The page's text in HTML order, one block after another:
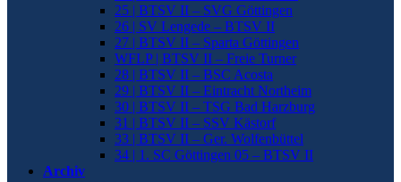
25 | BTSV II – SVG Göttingen
26 | SV Lengede – BTSV II
27 | BTSV II – Sparta Göttingen
WFLP | BTSV II – Freie Turner
28 | BTSV II – BSC Acosta
29 | BTSV II – Eintracht Northeim
30 | BTSV II – TSG Bad Harzburg
31 | BTSV II – SSV Kästorf
33 | BTSV II – Ger. Wolfenbüttel
34 | 1. SC Göttingen 05 – BTSV II
Archiv